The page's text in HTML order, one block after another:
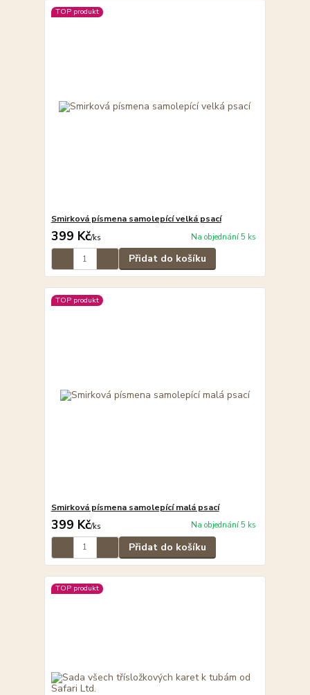
TOP produkt
Smirková písmena samolepící velká psací
399 Kč/ks Na objednání 5 ks
Přidat do košíku
TOP produkt
Smirková písmena samolepící malá psací
399 Kč/ks Na objednání 5 ks
Přidat do košíku
TOP produkt